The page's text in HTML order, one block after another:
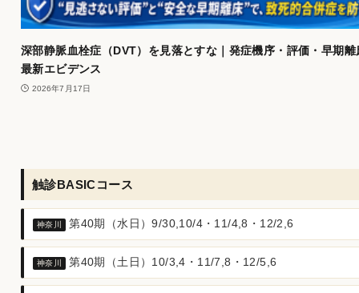
深部静脈血栓症（DVT）を見落とすな｜発症機序・評価・早期離
最新エビデンス
2026年7月17日
触診BASICコース
神奈川 第40期（水日）9/30,10/4・11/4,8・12/2,6
神奈川 第40期（土日）10/3,4・11/7,8・12/5,6